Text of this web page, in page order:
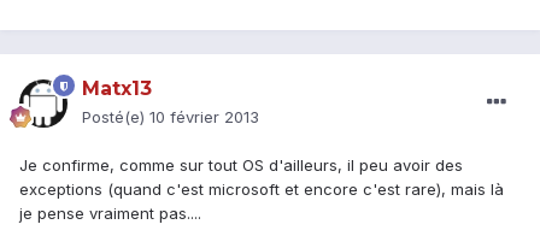
Matx13
Posté(e) 10 février 2013
Je confirme, comme sur tout OS d'ailleurs, il peu avoir des
exceptions (quand c'est microsoft et encore c'est rare), mais là
je pense vraiment pas....